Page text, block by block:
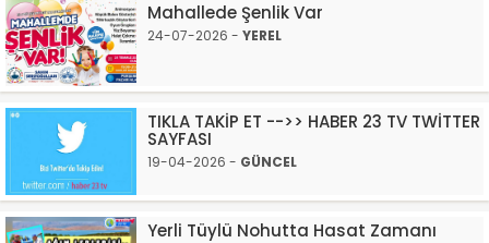
Mahallede Şenlik Var
24-07-2026 - YEREL
TIKLA TAKİP ET -->> HABER 23 TV TWİTTER
SAYFASI
19-04-2026 - GÜNCEL
Yerli Tüylü Nohutta Hasat Zamanı